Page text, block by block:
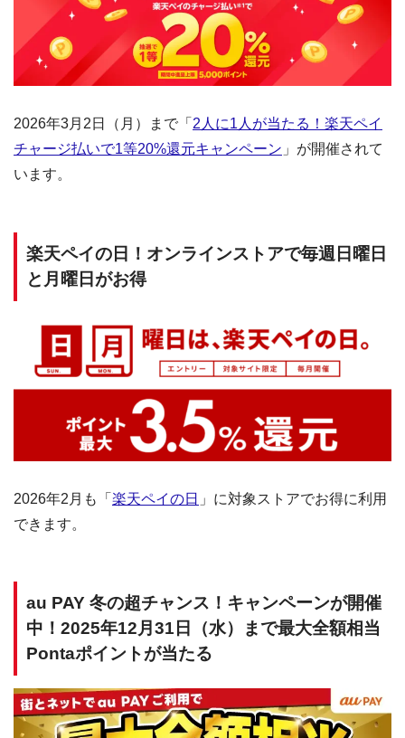
2026年3月2日（月）まで「 2人に1人が当たる！楽天ペイ
チャージ払いで1等20%還元キャンペーン 」が開催されて
います。
楽天ペイの日！オンラインストアで毎週日曜日
と月曜日がお得
2026年2月も「 楽天ペイの日 」に対象ストアでお得に利用
できます。
au PAY 冬の超チャンス！キャンペーンが開催
中！2025年12月31日（水）まで最大全額相当
Pontaポイントが当たる